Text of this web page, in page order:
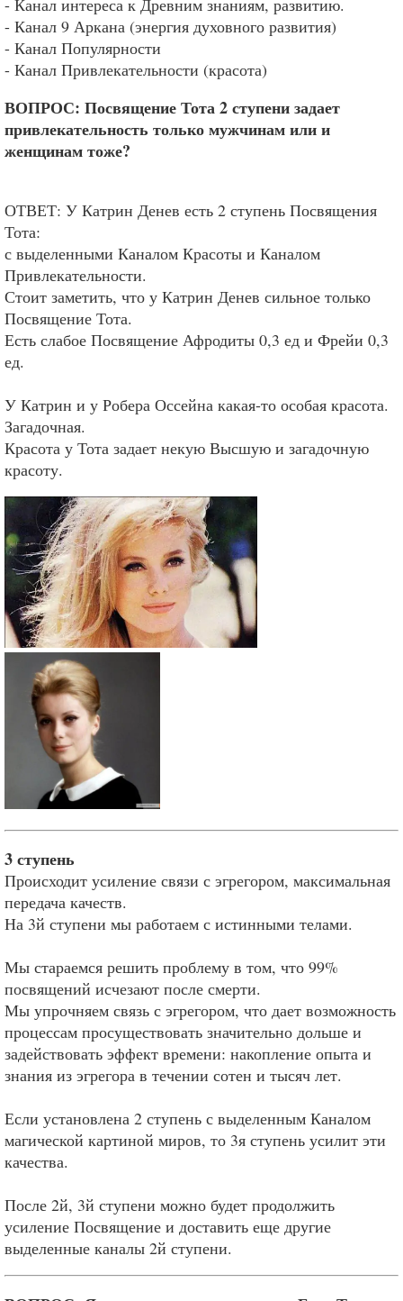
- Канал интереса к Древним знаниям, развитию.
- Канал 9 Аркана (энергия духовного развития)
- Канал Популярности
- Канал Привлекательности (красота)
ВОПРОС: Посвящение Тота 2 ступени задает
привлекательность только мужчинам или и
женщинам тоже?
ОТВЕТ: У Катрин Денев есть 2 ступень Посвящения
Тота:
с выделенными Каналом Красоты и Каналом
Привлекательности.
Стоит заметить, что у Катрин Денев сильное только
Посвящение Тота.
Есть слабое Посвящение Афродиты 0,3 ед и Фрейи 0,3
ед.
У Катрин и у Робера Оссейна какая-то особая красота.
Загадочная.
Красота у Тота задает некую Высшую и загадочную
красоту.
3 ступень
Происходит усиление связи с эгрегором, максимальная
передача качеств.
На 3й ступени мы работаем с истинными телами.
Мы стараемся решить проблему в том, что 99%
посвящений исчезают после смерти.
Мы упрочняем связь с эгрегором, что дает возможность
процессам просуществовать значительно дольше и
задействовать эффект времени: накопление опыта и
знания из эгрегора в течении сотен и тысяч лет.
Если установлена 2 ступень с выделенным Каналом
магической картиной миров, то 3я ступень усилит эти
качества.
После 2й, 3й ступени можно будет продолжить
усиление Посвящение и доставить еще другие
выделенные каналы 2й ступени.